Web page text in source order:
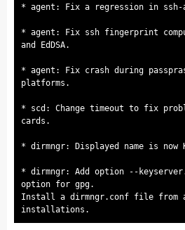
* agent: Fix a regression in ssh-
* agent: Fix ssh fingerprint
and EdDSA.
* agent: Fix crash during
platforms.
* scd: Change timeout to fix
cards.
* dirmngr: Displayed name is now
* dirmngr: Add option --
option for gpg.
Install a dirmngr.conf file from
installations.